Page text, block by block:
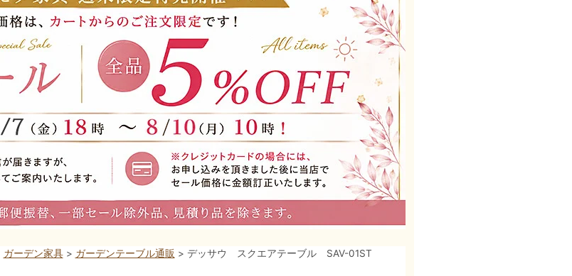
ガーデン家具> ガーデンテーブル通販 > デッサウ スクエアテーブル SAV-01ST